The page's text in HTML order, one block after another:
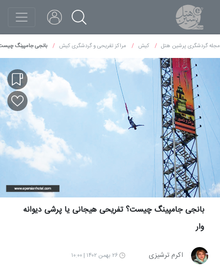
مجله گردشگری پرشین هتل کیش مراکز تفریحی و گردشگری کیش بانجی جامپینگ
بانجی جامپینگ چیست؟ تفریحی هیجانی یا پرشی دیوانه
وار
اکرم ترشیزی ۲۶ بهمن ۱۴۰۲ | ۱۰:۰۰